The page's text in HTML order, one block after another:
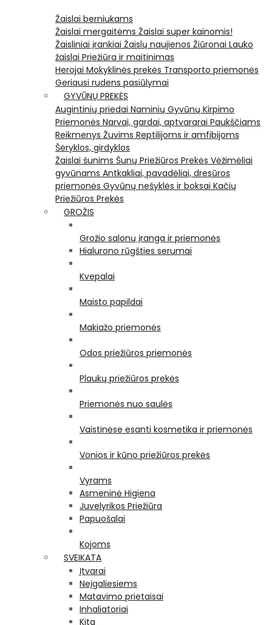
Žaislai berniukams
Žaislai mergaitėms Žaislai super kainomis!
Žaisliniai įrankiai Žaislų naujienos Žiūronai Lauko
žaislai Priežiūra ir maitinimas
Herojai Mokyklinės prekės Transporto priemonės
Geriausi rudens pasiūlymai
GYVŪNŲ PREKĖS
Augintinių priedai Naminių Gyvūnų Kirpimo
Priemonės Narvai, gardai, aptvararai Paukščiams
Reikmenys Žuvims Reptilijoms ir amfibijoms
Šėryklos, girdyklos
Žaislai šunims Šunų Priežiūros Prekės Vėžimėliai
gyvūnams Antkakliai, pavadėliai, dresūros
priemonės Gyvūnų nešyklės ir boksai Kačių
Priežiūros Prekės
GROŽIS
Grožio salonų įranga ir priemonės
Hialurono rūgšties serumai
Kvepalai
Maisto papildai
Makiažo priemonės
Odos priežiūros priemonės
Plaukų priežiūros prekės
Priemonės nuo saulės
Vaistinėse esanti kosmetika ir priemonės
Vonios ir kūno priežiūros prekės
Vyrams
Asmeninė Higiena
Juvelyrikos Priežiūra
Papuošalai
Kojoms
SVEIKATA
Įtvarai
Neįgaliesiems
Matavimo prietaisai
Inhaliatoriai
Kita